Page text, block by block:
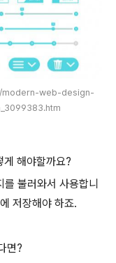
modern-web-design-
게 해야할까요?
불러와서 사용합니
저장해야 하죠.
면?